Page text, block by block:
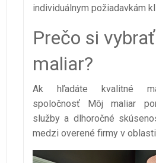
individuálnym požiadavkám
Prečo si
maliar?
Ak hľadáte kvalitné
spoločnosť Môj maliar
služby a dlhoročné
medzi overené firmy v